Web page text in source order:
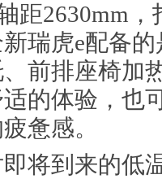
距2630mm
瑞虎e配备
前排座椅加
的体验，也
惫感。
将到来的低